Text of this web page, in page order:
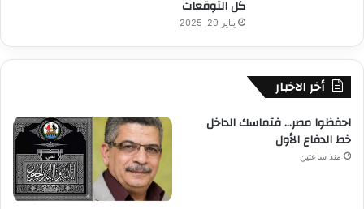
كل التوقعات
يناير 29, 2025
أخر الاخبار
احفظوا مصر… فتماسك الداخل
خط الدفاع الأول
منذ ساعتين